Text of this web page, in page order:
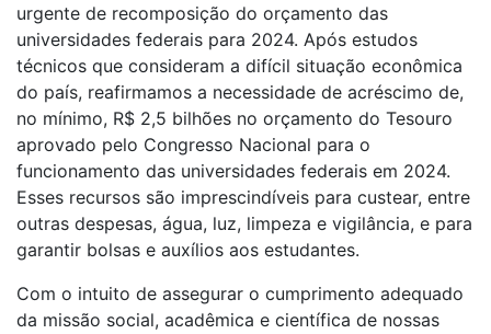
urgente de recomposição do orçamento das
universidades federais para 2024. Após estudos
técnicos que consideram a difícil situação econômica
do país, reafirmamos a necessidade de acréscimo de,
no mínimo, R$ 2,5 bilhões no orçamento do Tesouro
aprovado pelo Congresso Nacional para o
funcionamento das universidades federais em 2024.
Esses recursos são imprescindíveis para custear, entre
outras despesas, água, luz, limpeza e vigilância, e para
garantir bolsas e auxílios aos estudantes.
Com o intuito de assegurar o cumprimento adequado
da missão social, acadêmica e científica de nossas